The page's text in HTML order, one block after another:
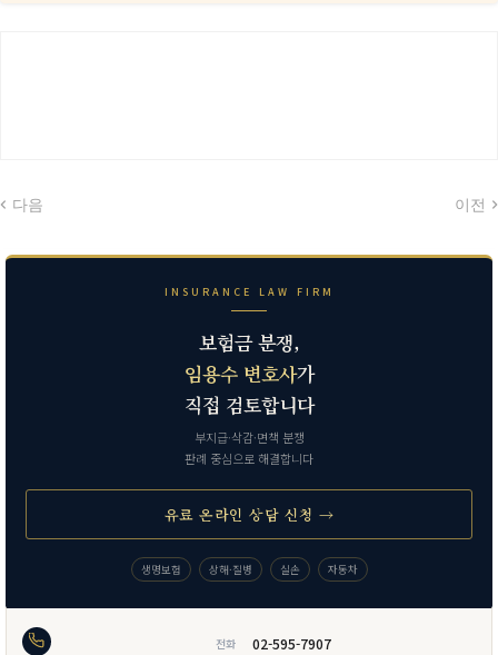
다음 이전
INSURANCE LAW FIRM
보험금 분쟁,
임용수 변호사가
직접 검토합니다
부지급·삭감·면책 분쟁
판례 중심으로 해결합니다
유료 온라인 상담 신청 →
생명보험 상해·질병 실손 자동차
전화 02-595-7907